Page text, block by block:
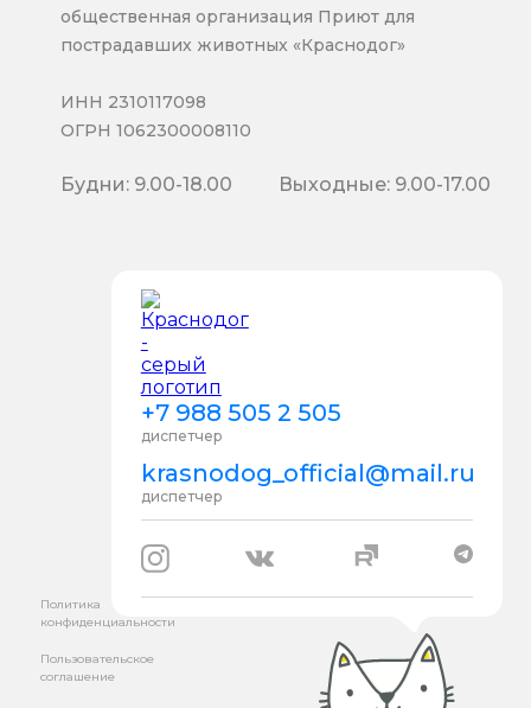
+7 988 505 2 505
диспетчер
krasnodog_official@mail.ru
диспетчер
общественная организация Приют для
пострадавших животных «Краснодог»
ИНН 2310117098
ОГРН 1062300008110
Будни: 9.00-18.00 Выходные: 9.00-17.00
Политика
конфиденциальности
Пользовательское
соглашение